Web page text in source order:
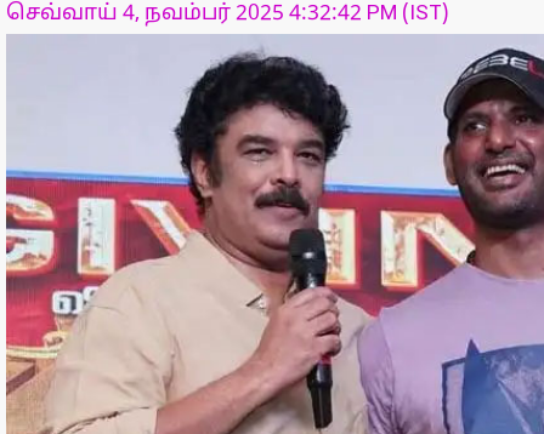
செவ்வாய் 4, நவம்பர் 2025 4:32:42 PM (IST)